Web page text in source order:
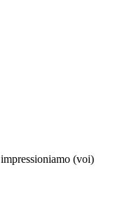
impressioniamo (voi)